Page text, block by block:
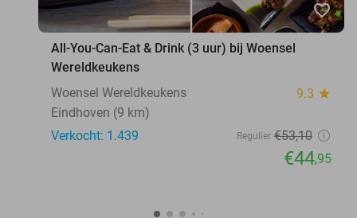
favorite_border
All-You-Can-Eat & Drink (3 uur) bij Woensel
Wereldkeukens
Woensel Wereldkeukens
9.3 star
Eindhoven (9 km)
Verkocht: 1.439
Regulier €53,10
€44,95